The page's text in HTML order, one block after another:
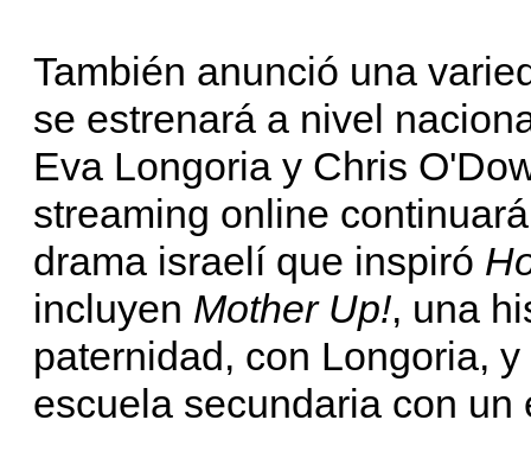
También anunció una
se estrenará a nivel
Eva Longoria y Chris
streaming online
drama israelí que inspiró
incluyen Mother Up!, una
paternidad, con Longoria, y
escuela secundaria con un